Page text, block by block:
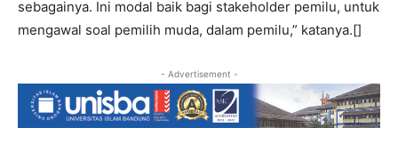
sebagainya. Ini modal baik bagi stakeholder pemilu, untuk
mengawal soal pemilih muda, dalam pemilu,” katanya.[]
- Advertisement -